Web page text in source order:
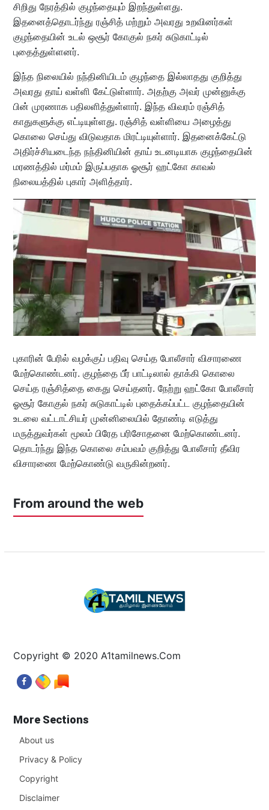
சிறிது நேரத்தில் குழந்தையும் இறந்துள்ளது.
இதனைத்தொடர்ந்து ரஞ்சித் மற்றும் அவரது உறவினர்கள்
குழந்தையின் உடல் ஒசூர் கோகுல் நகர் சுடுகாட்டில்
புதைத்துள்ளனர்.
இந்த நிலையில் நந்தினியிடம் குழந்தை இல்லாதது குறித்து
அவரது தாய் வள்ளி கேட்டுள்ளார். அதற்கு அவர் முன்னுக்கு
பின் முரணாக பதிலளித்துள்ளார். இந்த விவரம் ரஞ்சித்
காதுகளுக்கு எட்டியுள்ளது. ரஞ்சித் வள்ளியை அழைத்து
கொலை செய்து விடுவதாக மிரட்டியுள்ளார். இதனைக்கேட்டு
அதிர்ச்சியடைந்த நந்தினியின் தாய் உடனடியாக குழந்தையின்
மரணத்தில் மர்மம் இருப்பதாக ஓசூர் ஹட்கோ காவல்
நிலையத்தில் புகார் அளித்தார்.
புகாரின் பேரில் வழக்குப் பதிவு செய்த போலீசார் விசாரணை
மேற்கொண்டனர். குழந்தை பீர் பாட்டிலால் தாக்கி கொலை
செய்த ரஞ்சித்தை கைது செய்தனர். நேற்று ஹட்கோ போலீசார்
ஓசூர் கோகுல் நகர் சுடுகாட்டில் புதைக்கப்பட்ட குழந்தையின்
உடலை வட்டாட்சியர் முன்னிலையில் தோண்டி எடுத்து
மருத்துவர்கள் மூலம் பிரேத பரிசோதனை மேற்கொண்டனர்.
தொடர்ந்து இந்த கொலை சம்பவம் குறித்து போலீசார் தீவிர
விசாரணை மேற்கொண்டு வருகின்றனர்.
From around the web
Copyright © 2020 A1tamilnews.Com
More Sections
About us
Privacy & Policy
Copyright
Disclaimer